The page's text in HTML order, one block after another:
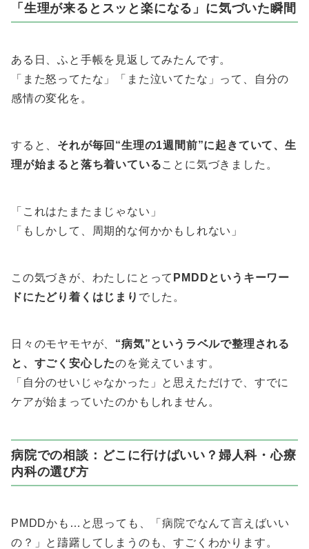
「生理が来るとスッと楽になる」に気づいた瞬間
ある日、ふと手帳を見返してみたんです。
「また怒ってたな」「また泣いてたな」って、自分の
感情の変化を。
すると、 それが毎回“生理の1週間前”に起きていて、生
理が始まると落ち着いていることに気づきました。
「これはたまたまじゃない」
「もしかして、周期的な何かかもしれない」
この気づきが、わたしにとって PMDDというキーワー
ドにたどり着くはじまり でした。
日々のモヤモヤが、 “病気”というラベルで整理される
と、すごく安心したのを覚えています。
「自分のせいじゃなかった」と思えただけで、すでに
ケアが始まっていたのかもしれません。
病院での相談：どこに行けばいい？婦人科・心療
内科の選び方
PMDDかも…と思っても、「病院でなんて言えばいい
の？」と躊躇してしまうのも、すごくわかります。